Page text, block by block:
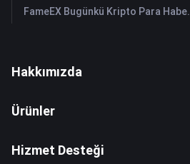
FameEX
Hakkımızda
Ürünler
Hizmet Desteği